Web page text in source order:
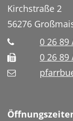
Kirchstraße 2
56276
0 26 89
0 26 89